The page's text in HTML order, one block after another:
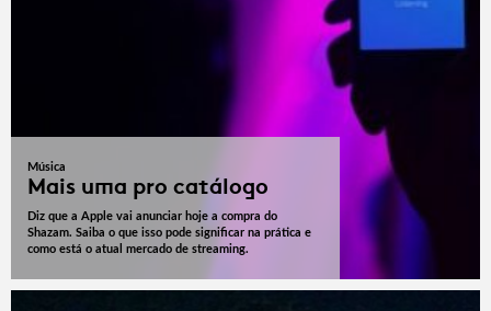
Música
Mais uma pro catálogo
Diz que a Apple vai anunciar hoje a compra do
Shazam. Saiba o que isso pode significar na prática e
como está o atual mercado de streaming.